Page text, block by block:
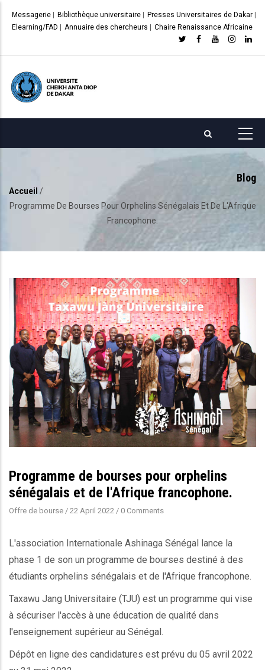
principal
Messagerie Bibliothèque universitaire Presses Universitaires de Dakar
Elearning/FAD
Annuaire des chercheurs Chaire Renaissance Africaine
Blog
Fil
Accueil /
Programme De Bourses Pour Orphelins Sénégalais Et De L'Afrique
Francophone.
Programme de bourses pour orphelins
sénégalais et de l'Afrique francophone.
Offre de bourse / 22 April 2022 / 0 Comments
L'association Internationale Ashinaga Sénégal lance la
phase 1 de son un programme de bourses destiné à des
étudiants orphelins sénégalais et de l'Afrique francophone.
Taxawu Jang Universitaire (TJU) est un programme qui vise
à sécuriser l'accès à une éducation de qualité dans
l'enseignement supérieur au Sénégal.
Dépôt en ligne des candidatures est prévu du 05 avril 2022